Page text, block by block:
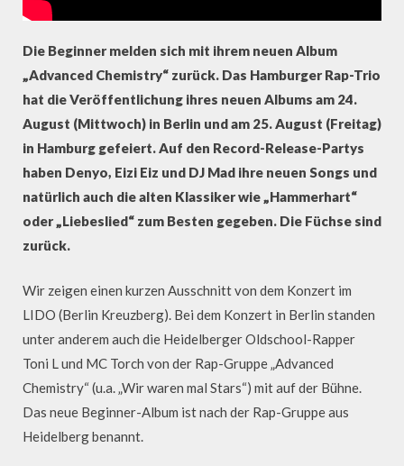
Die Beginner melden sich mit ihrem neuen Album
„Advanced Chemistry“ zurück. Das Hamburger Rap-Trio
hat die Veröffentlichung ihres neuen Albums am 24.
August (Mittwoch) in Berlin und am 25. August (Freitag)
in Hamburg gefeiert. Auf den Record-Release-Partys
haben Denyo, Eizi Eiz und DJ Mad ihre neuen Songs und
natürlich auch die alten Klassiker wie „Hammerhart“
oder „Liebeslied“ zum Besten gegeben. Die Füchse sind
zurück.
Wir zeigen einen kurzen Ausschnitt von dem Konzert im
LIDO (Berlin Kreuzberg). Bei dem Konzert in Berlin standen
unter anderem auch die Heidelberger Oldschool-Rapper
Toni L und MC Torch von der Rap-Gruppe „Advanced
Chemistry“ (u.a. „Wir waren mal Stars“) mit auf der Bühne.
Das neue Beginner-Album ist nach der Rap-Gruppe aus
Heidelberg benannt.